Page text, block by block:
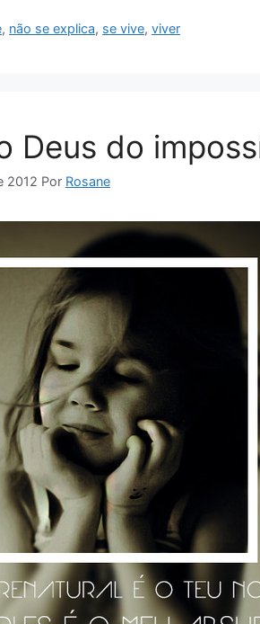
, não se explica, se vive,viver
Deus do
2012 Por Rosane